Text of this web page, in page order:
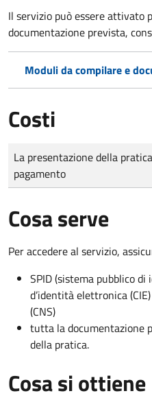
Il servizio può essere attivato
documentazione prevista,
Moduli da compilare e
Costi
Tipo di pagamento
Importo
La presentazione della
pagamento
Cosa serve
Per accedere al servizio,
SPID (sistema pubblico
d’identità elettronica
(CNS)
tutta la documentazione
della pratica.
Cosa si ottiene